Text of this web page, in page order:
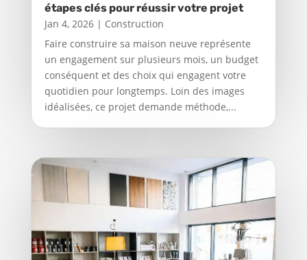
étapes clés pour réussir votre projet
Jan 4, 2026| Construction
Faire construire sa maison neuve représente
un engagement sur plusieurs mois, un budget
conséquent et des choix qui engagent votre
quotidien pour longtemps. Loin des images
idéalisées, ce projet demande méthode,...